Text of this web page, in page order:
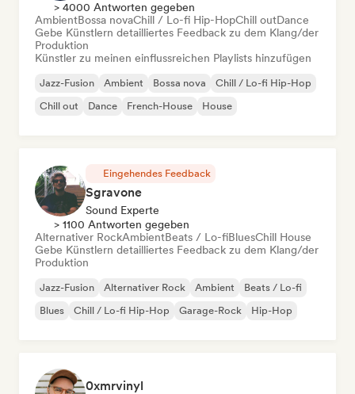
> 4000 Antworten gegeben
AmbientBossa novaChill / Lo-fi Hip-HopChill outDance
Gebe Künstlern detailliertes Feedback zu dem Klang/der
Produktion
Künstler zu meinen einflussreichen Playlists hinzufügen
Jazz-Fusion Ambient Bossa nova
Chill / Lo-fi Hip-Hop
Chill out
Dance French-House House
Eingehendes Feedback
Sgravone
Sound Experte
> 1100 Antworten gegeben
Alternativer RockAmbientBeats / Lo-fiBluesChill House
Gebe Künstlern detailliertes Feedback zu dem Klang/der
Produktion
Jazz-Fusion Alternativer Rock Ambient
Beats / Lo-fi
Blues
Chill / Lo-fi Hip-Hop Garage-Rock Hip-Hop
0xmrvinyl